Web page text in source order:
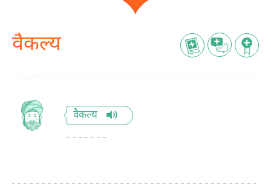
वैकल्य
वैकल्य